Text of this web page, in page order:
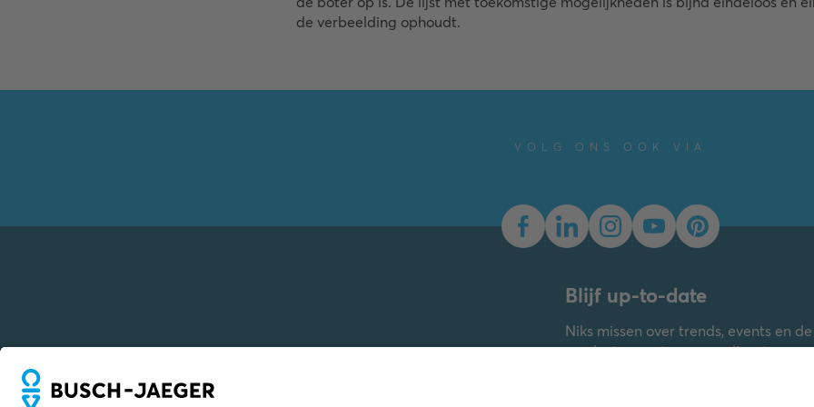
de verbeelding ophoudt.
VOLG ONS OOK VIA
Blijf up-to-date
Niks missen over trends, events en
producten, systemen en diensten